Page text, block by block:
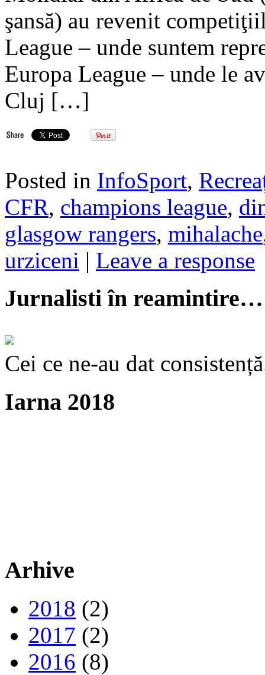
şansă) au revenit
League – unde suntem
Europa League – unde le
Cluj […]
Posted in InfoSport,
CFR, champions league,
glasgow rangers, mihalache
urziceni | Leave a response
Jurnalisti în reamintire…
Cei ce ne-au dat
Iarna 2018
Arhive
2018 (2)
2017 (2)
2016 (8)